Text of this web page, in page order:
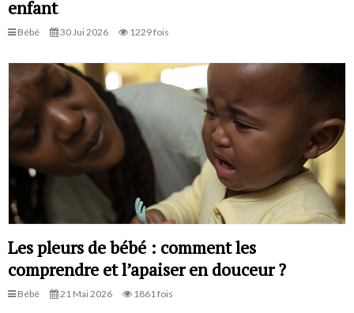
enfant
Bébé 30 Jui 2026 1229 fois
Les pleurs de bébé : comment les
comprendre et l’apaiser en douceur ?
Bébé 21 Mai 2026 1861 fois